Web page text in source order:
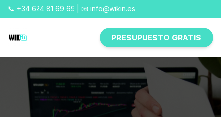
📞 +34 624 81 69 69 | 📧 info@wikin.es
PRESUPUESTO GRATIS